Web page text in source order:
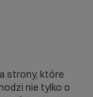
strony, które
nie tylko o